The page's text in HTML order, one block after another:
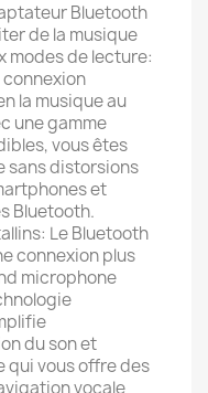
Bluetooth
de la musique
modes de lecture:
la musique au
une gamme
vous êtes
sans distorsions
et
Bluetooth.
Le Bluetooth
connexion plus
microphone
du son et
qui vous offre des
vocale